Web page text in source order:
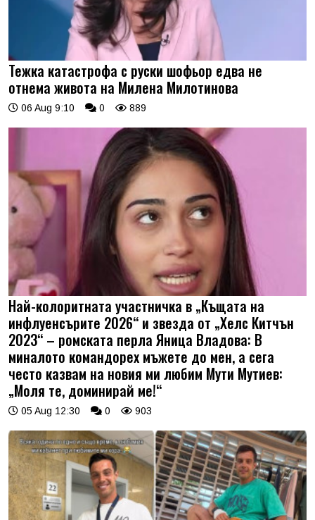
Тежка катастрофа с руски шофьор едва не
отнема живота на Милена Милотинова
06 Aug 9:10 0 889
Най-колоритната участничка в „Къщата на
инфлуенсърите 2026“ и звезда от „Хелс Китчън
2023“ – ромската перла Яница Владова: В
миналото командорех мъжете до мен, а сега
често казвам на новия ми любим Мути Мутиев:
„Моля те, доминирай ме!“
05 Aug 12:30 0 903